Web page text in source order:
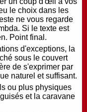
le choix dans les
ne vous regarde
Si le texte est
Point final.
d'exceptions, la
sous le couvert
de s'exprimer par
naturel et suffisant.
ou plus physiques
et la caravane